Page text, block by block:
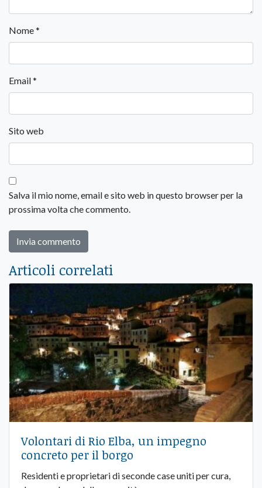
Nome*
Email*
Sito web
Salva il mio nome, email e sito web in questo browser per la
prossima volta che commento.
Articoli correlati
Volontari di Rio Elba, un impegno
concreto per il borgo
Residenti e proprietari di seconde case uniti per cura,